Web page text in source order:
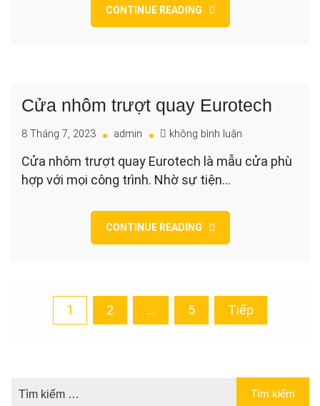
chuộng?
CONTINUE READING
Cửa nhôm trượt quay Eurotech
8 Tháng 7, 2023 admin không bình luận
nhôm
Cửa nhôm trượt quay Eurotech là mẫu cửa phù
hợp với mọi công trình. Nhờ sự tiện…
CONTINUE READING
Phân
viết
1 2 … 5 Tiếp